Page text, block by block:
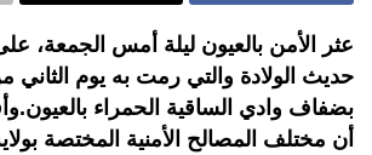
عثر الأمن بالعيون ليلة أمس الجمعة،
حديث الولادة والتي رمت به يوم الثاني
بضفاف وادي الساقية الحمراء
أن مختلف المصالح الأمنية المختصة